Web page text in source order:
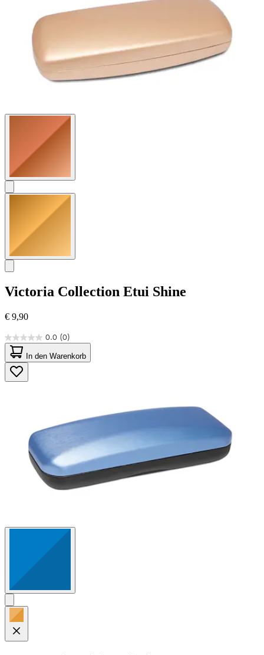
Victoria Collection Etui Shine
€ 9,90
0.0 (0)
0.0
von
5
Sternen.
In den Warenkorb